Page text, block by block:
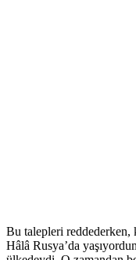
Bu talepleri
Hâlâ Rusya’da